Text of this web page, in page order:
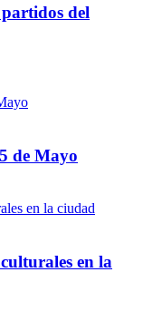
del
de Mayo
en la